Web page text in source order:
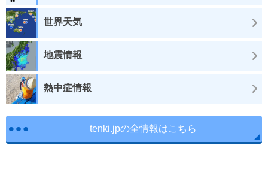
世界天気
地震情報
熱中症情報
tenki.jpの全情報はこちら